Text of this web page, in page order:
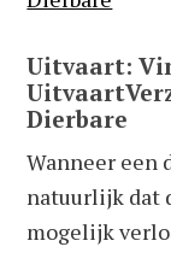
Uitvaart:
Dierbare
Wanneer een
natuurlijk dat
mogelijk